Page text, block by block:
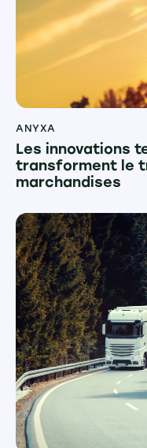
ANYXA
Les innovations
transforment le
marchandises